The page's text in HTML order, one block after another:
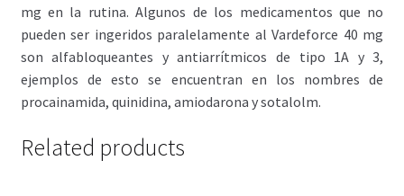
mg en la rutina. Algunos de los medicamentos que no
pueden ser ingeridos paralelamente al Vardeforce 40 mg
son alfabloqueantes y antiarrítmicos de tipo 1A y 3,
ejemplos de esto se encuentran en los nombres de
procainamida, quinidina, amiodarona y sotalolm.
Related products